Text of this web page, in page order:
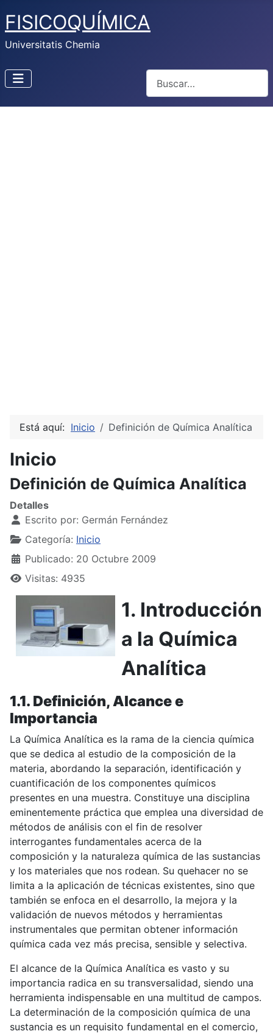
FISICOQUÍMICA
Universitatis Chemia
Está aquí: Inicio Definición de Química Analítica
Inicio
Definición de Química Analítica
Detalles
Escrito por: Germán Fernández
Categoría: Inicio
Publicado: 20 Octubre 2009
Visitas: 4935
1. Introducción
a la Química
Analítica
1.1. Definición, Alcance e
Importancia
La Química Analítica es la rama de la ciencia química
que se dedica al estudio de la composición de la
materia, abordando la separación, identificación y
cuantificación de los componentes químicos
presentes en una muestra. Constituye una disciplina
eminentemente práctica que emplea una diversidad de
métodos de análisis con el fin de resolver
interrogantes fundamentales acerca de la
composición y la naturaleza química de las sustancias
y los materiales que nos rodean. Su quehacer no se
limita a la aplicación de técnicas existentes, sino que
también se enfoca en el desarrollo, la mejora y la
validación de nuevos métodos y herramientas
instrumentales que permitan obtener información
química cada vez más precisa, sensible y selectiva.
El alcance de la Química Analítica es vasto y su
importancia radica en su transversalidad, siendo una
herramienta indispensable en una multitud de campos.
La determinación de la composición química de una
sustancia es un requisito fundamental en el comercio,